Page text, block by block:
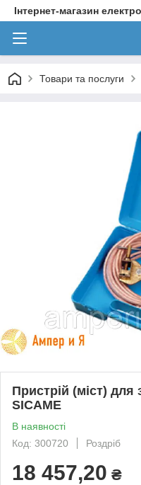
Інтернет-магазин
Товари та послуги
Пристрій (міст) для
SICAME
В наявності
Код: 300720
Роздріб
18 457,20 ₴